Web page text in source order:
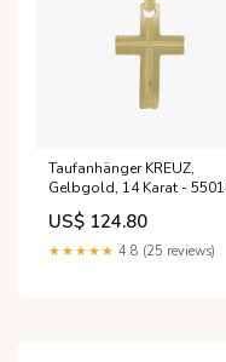
Taufanhänger KREUZ,
Gelbgold, 14 Karat -
US$ 124.80
★★★★★ 4.8 (25 reviews)